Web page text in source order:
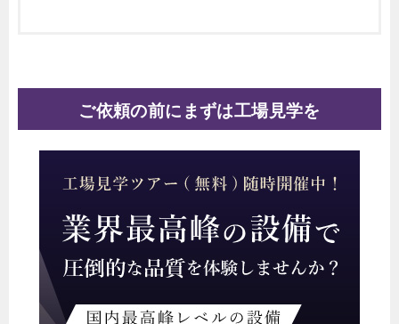
ご依頼の前にまずは工場見学を